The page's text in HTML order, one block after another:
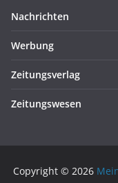
Nachrichten
Werbung
Zeitungsverlag
Zeitungswesen
Copyright © 2026